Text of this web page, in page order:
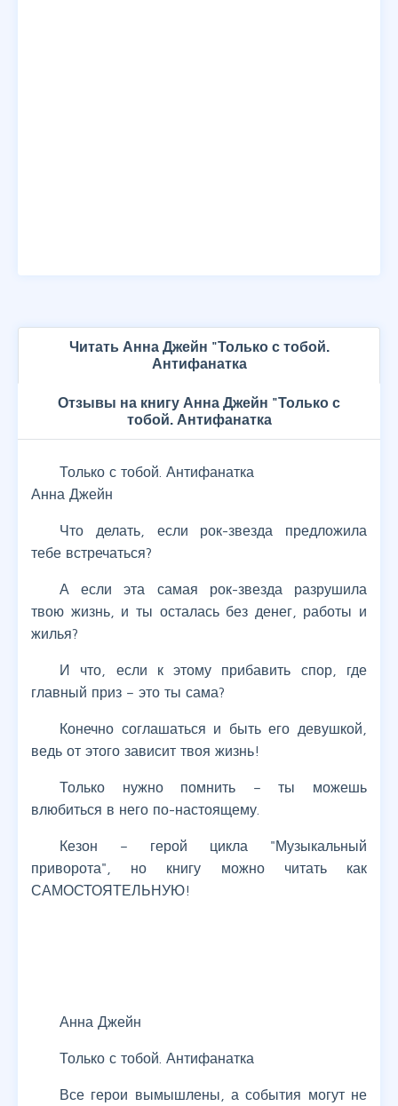
Читать Анна Джейн "Только с тобой.
Антифанатка
Отзывы на книгу Анна Джейн "Только с
тобой. Антифанатка
Только с тобой. Антифанатка
Анна Джейн
Что делать, если рок-звезда предложила
тебе встречаться?
А если эта самая рок-звезда разрушила
твою жизнь, и ты осталась без денег, работы и
жилья?
И что, если к этому прибавить спор, где
главный приз – это ты сама?
Конечно соглашаться и быть его девушкой,
ведь от этого зависит твоя жизнь!
Только нужно помнить – ты можешь
влюбиться в него по-настоящему.
Кезон – герой цикла "Музыкальный
приворота", но книгу можно читать как
САМОСТОЯТЕЛЬНУЮ!
Анна Джейн
Только с тобой. Антифанатка
Все герои вымышлены, а события могут не